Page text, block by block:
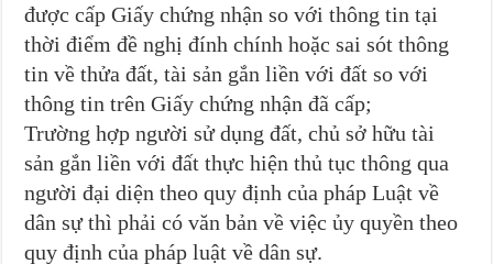
được cấp Giấy chứng nhận so với thông tin tại
thời điểm đề nghị đính chính hoặc sai sót thông
tin về thửa đất, tài sản gắn liền với đất so với
thông tin trên Giấy chứng nhận đã cấp;
Trường hợp người sử dụng đất, chủ sở hữu tài
sản gắn liền với đất thực hiện thủ tục thông qua
người đại diện theo quy định của pháp Luật về
dân sự thì phải có văn bản về việc ủy quyền theo
quy định của pháp luật về dân sự.